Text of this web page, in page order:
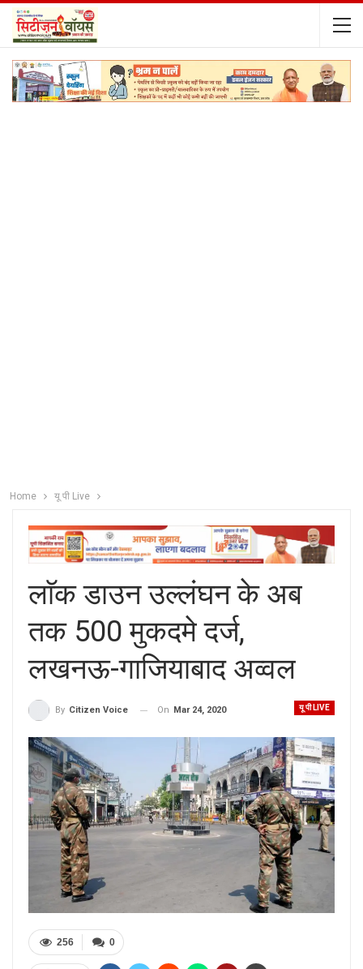
Home यू पी Live
लाॅक डाउन उल्लंघन के अब
तक 500 मुकदमे दर्ज,
लखनऊ-गाजियाबाद अव्वल
यू पी LIVE
By Citizen Voice On Mar 24, 2020
0
256